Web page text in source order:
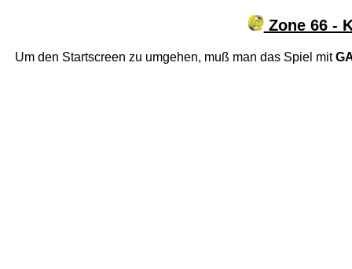
Zone 66 -
Um den Startscreen zu umgehen, muß man das Spiel mit